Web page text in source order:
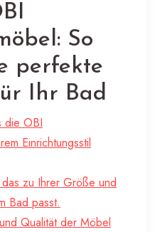
So
perfekte
Ihr Bad
die OBI
Einrichtungsstil
zu Ihrer Größe und
Bad passt.
Qualität der Möbel